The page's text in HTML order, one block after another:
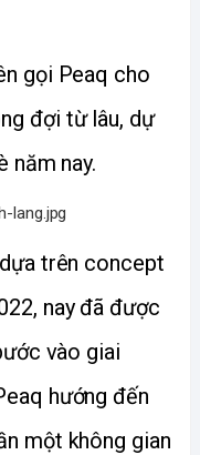
gọi Peaq cho
đợi từ lâu, dự
năm nay.
trên concept
nay đã được
vào giai
hướng đến
một không gian